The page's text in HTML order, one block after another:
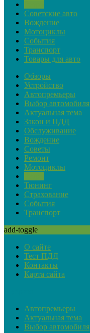
Советские авто
Вождение
Мотоциклы
События
Транспорт
Товары для авто
Обзоры
Устройство
Автопремьеры
Выбор автомобиля
Актуальная тема
Закон и ПДД
Обслуживание
Вождение
Советы
Ремонт
Мотоциклы
Тюнинг
Страхование
События
Транспорт
add-toggle
О сайте
Тест ПДД
Контакты
Карта сайта
Автопремьеры
Актуальная тема
Выбор автомобиля